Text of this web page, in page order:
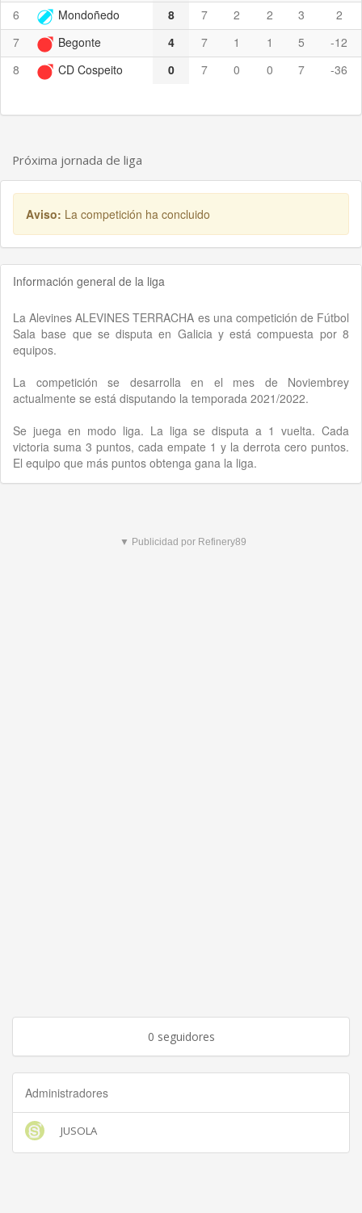
6
Mondoñedo 8 7 2 2 3
2
7
Begonte 4 7 1 1 5
-12
8
CD Cospeito 0 7 0 0 7 -36
Próxima jornada de liga
Aviso: La competición ha concluido
Información general de la liga
La Alevines ALEVINES TERRACHA es una competición de Fútbol
Sala base que se disputa en Galicia y está compuesta por 8
equipos.
La competición se desarrolla en el mes de Noviembrey
actualmente se está disputando la temporada 2021/2022.
Se juega en modo liga. La liga se disputa a 1 vuelta. Cada
victoria suma 3 puntos, cada empate 1 y la derrota cero puntos.
El equipo que más puntos obtenga gana la liga.
▼ Publicidad por Refinery89
0 seguidores
Administradores
JUSOLA